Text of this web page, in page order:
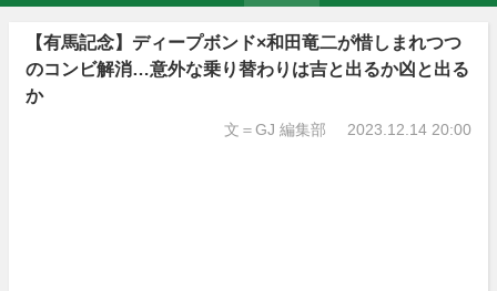
【有馬記念】ディープボンド×和田竜二が惜しまれつつ
のコンビ解消…意外な乗り替わりは吉と出るか凶と出る
か
文＝GJ 編集部 2023.12.14 20:00